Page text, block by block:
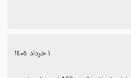
١ خرداد ١٤٠٥